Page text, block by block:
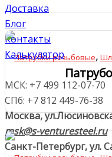
Доставка
Блог
Контакты
Калькулятор
МСК: +7 499 112-07-70
СПб: +7 812 449-76-38
Москва,
msk@s-venturesteel.ru
Санкт-Петербург, ул.
Патрубки резьбовые,